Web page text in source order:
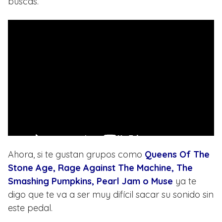
Ahora, si te gustan grupos como Queens Of The
Stone Age, Rage Against The Machine, The
Smashing Pumpkins, Pearl Jam o Muse ya te
digo que te va a ser muy difícil sacar su sonido sin
este pedal.